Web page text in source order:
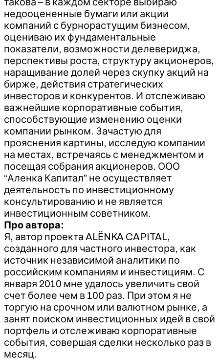
недооцененные бумаги или акции
компаний с бурнорастущим бизнесом,
оцениваю их фундаментальные
показатели, возможности делевериджа,
перспективы роста, структуру акционеров,
наращивание долей через скупку акций на
бирже, действия стратегических
инвесторов и конкурентов. И отслеживаю
важнейшие корпоративные события,
способствующие изменению оценки
компании рынком. Зачастую для
прояснения картины, исследую компании
на местах, встречаясь с менеджментом и
посещая собрания акционеров. ООО
“Аленка Капитал” не осуществляет
деятельность по инвестиционному
консультированию и не является
инвестиционным советником.
Про автора:
Я, автор проекта ALЁNKA CAPITAL,
созданного для частного инвестора, как
источник независимой аналитики по
российским компаниям и инвестициям. С
января 2010 мне удалось увеличить свой
счет более чем в 100 раз. При этом я не
торгую на срочном или валютном рынке, а
занят поиском инвестиционных идей в свой
портфель и отслеживаю корпоративные
события, совершая сделки несколько раз в
месяц.